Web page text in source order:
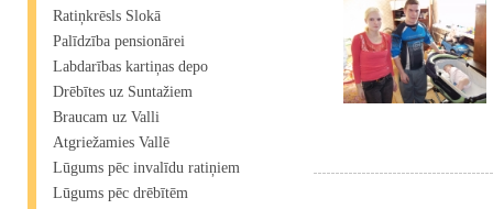
Ratiņkrēsls Slokā
Palīdzība pensionārei
Labdarības kartiņas depo
Drēbītes uz Suntažiem
Braucam uz Valli
Atgriežamies Vallē
Lūgums pēc invalīdu ratiņiem
Lūgums pēc drēbītēm